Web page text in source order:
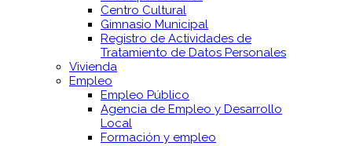
Centro Cultural
Gimnasio Municipal
Registro de Actividades de
Tratamiento de Datos Personales
Vivienda
Empleo
Empleo Público
Agencia de Empleo y Desarrollo
Local
Formación y empleo